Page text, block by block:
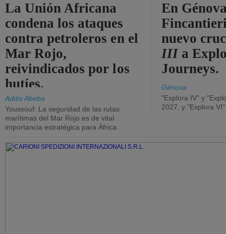
La Unión Africana
condena los ataques
contra petroleros en el
Mar Rojo,
reivindicados por los
hutíes.
Addis Abeba
Youssouf: La seguridad de las rutas
marítimas del Mar Rojo es de vital
importancia estratégica para África.
En
nuevo
III a
Journeys.
Génova
"Explora IV" y
2027, y "Explora